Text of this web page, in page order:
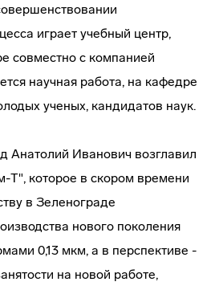
играет учебный центр,
совместно с компанией
научная работа, на кафедре
ученых, кандидатов наук.
Анатолий Иванович возглавил
Т", которое в скором времени
в Зеленограде
нового поколения
0,13 мкм, а в перспективе -
на новой работе,